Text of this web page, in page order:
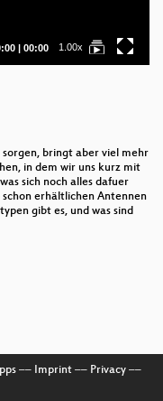
| Total
00:00 1.00x
bringt aber viel mehr
in dem wir uns kurz mit
sich noch alles dafuer
schon erhältlichen Antennen
gibt es, und was sind
–– Imprint–– Privacy––